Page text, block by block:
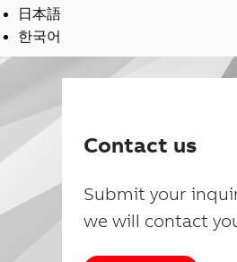
日本語
한국어
Contact us
Submit your
we will contact